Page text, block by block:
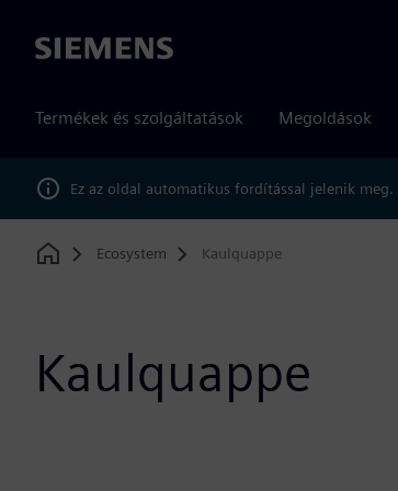
Siemens
Termékek és szolgáltatások Megoldások
Ez az oldal automatikus fordítással jelenik meg.
Home
Ecosystem Kaulquappe
Kaulquappe